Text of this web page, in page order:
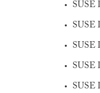
SUSE
SUSE
SUSE
SUSE
SUSE